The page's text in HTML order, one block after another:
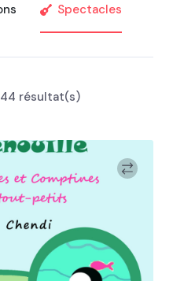
Spectacles
résultat(s)